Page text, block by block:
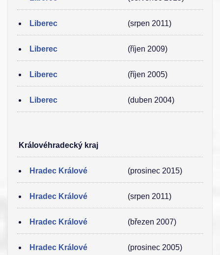
Liberec (srpen 2011)
Liberec (říjen 2009)
Liberec (říjen 2005)
Liberec (duben 2004)
Královéhradecký kraj
Hradec Králové (prosinec 2015)
Hradec Králové (srpen 2011)
Hradec Králové (březen 2007)
Hradec Králové (prosinec 2005)